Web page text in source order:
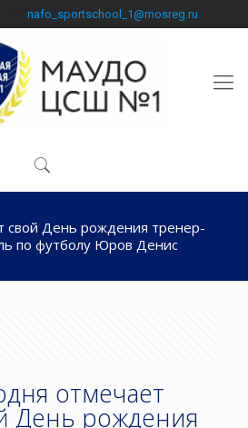
nafo_sportschool_1@mosreg.ru
свой День рождения тренер-
по футболу Юров Денис
отмечает
День рождения